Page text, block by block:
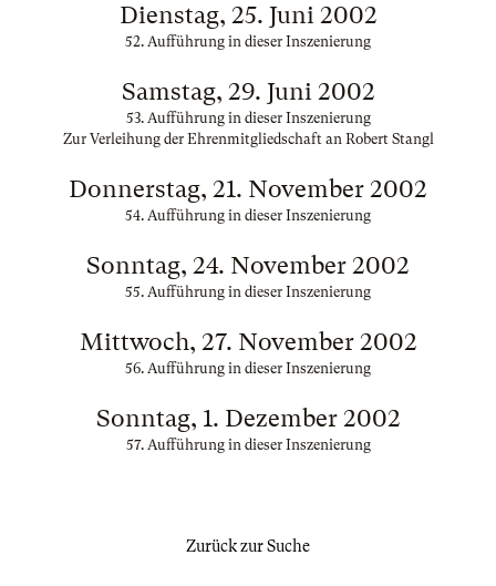
Dienstag, 25. Juni 2002
52. Aufführung in dieser Inszenierung
Samstag, 29. Juni 2002
53. Aufführung in dieser Inszenierung
Zur Verleihung der Ehrenmitgliedschaft an Robert Stangl
Donnerstag, 21. November 2002
54. Aufführung in dieser Inszenierung
Sonntag, 24. November 2002
55. Aufführung in dieser Inszenierung
Mittwoch, 27. November 2002
56. Aufführung in dieser Inszenierung
Sonntag, 1. Dezember 2002
57. Aufführung in dieser Inszenierung
Zurück zur Suche